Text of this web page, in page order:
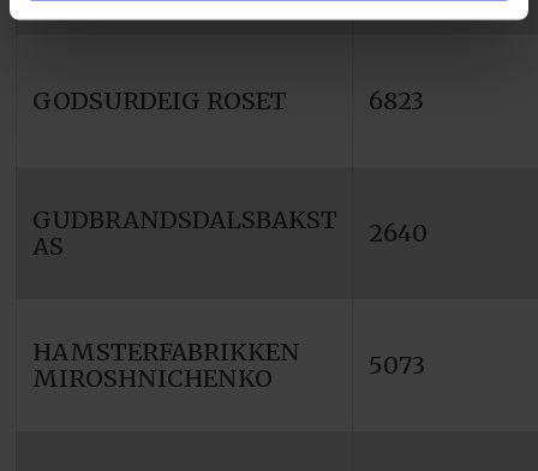
GODSURDEIG ROSET 6823
GUDBRANDSDALSBAKST
AS
2640
HAMSTERFABRIKKEN
MIROSHNICHENKO
5073